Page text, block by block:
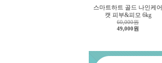
스마트하트 골드 나인케어
캣 피부&피모 6kg
60,000원
49,000원